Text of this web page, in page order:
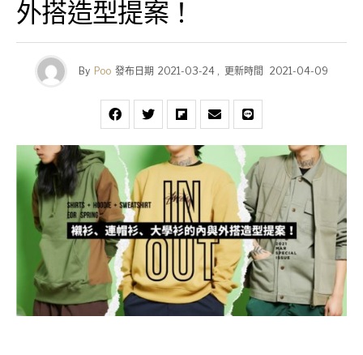
外搭造型提案！
By Poo 發布日期 2021-03-24 , 更新時間 2021-04-09